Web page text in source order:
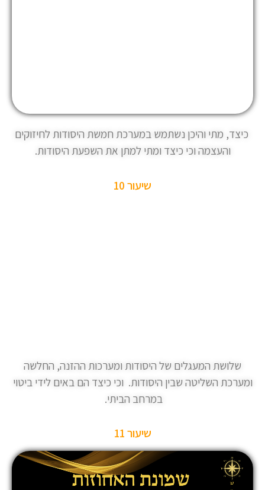
כיצד, מתי והיכן נשתמש במערכת חמשת היסודות לחיזוקים
והעצמה וכי כיצד ומתי למתן את השפעת היסודות.
שיעור 10
שלושת המעגלים של היסודות ומערכות ההזנה, החלשה
ומערכת השליטה שבין היסודות. וכי כיצד הם באים לידי ביטוי
במרחב הביתי.
שיעור 11